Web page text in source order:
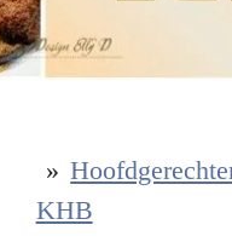
»
KHB